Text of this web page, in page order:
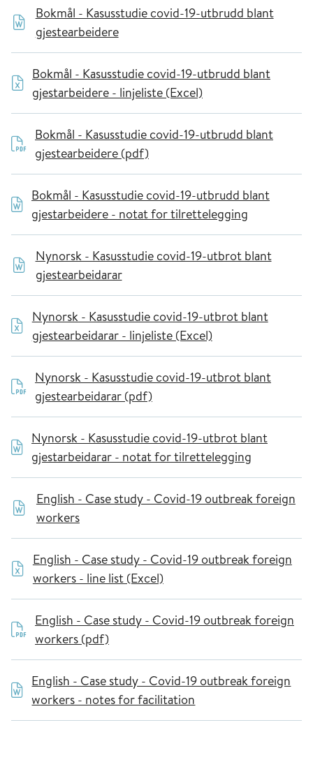
Bokmål - Kasusstudie covid-19-utbrudd blant
gjestearbeidere
Bokmål - Kasusstudie covid-19-utbrudd blant
gjestarbeidere - linjeliste (Excel)
Bokmål - Kasusstudie covid-19-utbrudd blant
gjestearbeidere (pdf)
Bokmål - Kasusstudie covid-19-utbrudd blant
gjestarbeidere - notat for tilrettelegging
Nynorsk - Kasusstudie covid-19-utbrot blant
gjestearbeidarar
Nynorsk - Kasusstudie covid-19-utbrot blant
gjestearbeidarar - linjeliste (Excel)
Nynorsk - Kasusstudie covid-19-utbrot blant
gjestearbeidarar (pdf)
Nynorsk - Kasusstudie covid-19-utbrot blant
gjestarbeidarar - notat for tilrettelegging
English - Case study - Covid-19 outbreak foreign
workers
English - Case study - Covid-19 outbreak foreign
workers - line list (Excel)
English - Case study - Covid-19 outbreak foreign
workers (pdf)
English - Case study - Covid-19 outbreak foreign
workers - notes for facilitation